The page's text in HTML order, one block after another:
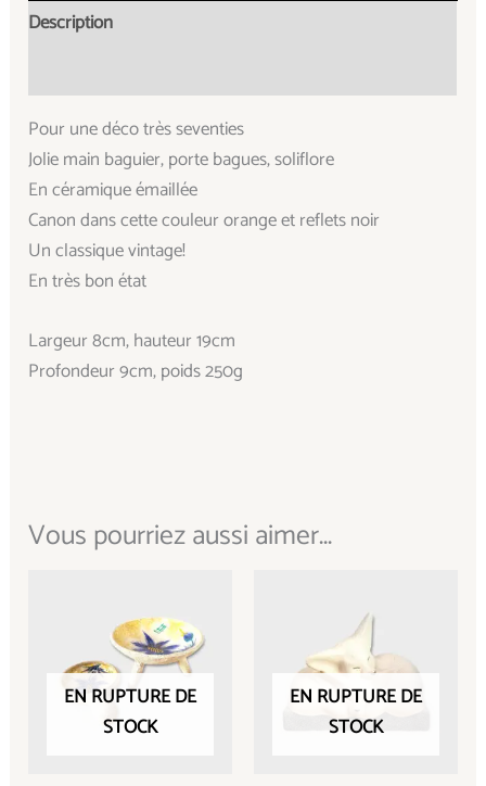
Description
Pour une déco très seventies
Jolie main baguier, porte bagues, soliflore
En céramique émaillée
Canon dans cette couleur orange et reflets noir
Un classique vintage!
En très bon état
Largeur 8cm, hauteur 19cm
Profondeur 9cm, poids 250g
Vous pourriez aussi aimer...
EN RUPTURE DE
STOCK
EN RUPTURE DE
STOCK